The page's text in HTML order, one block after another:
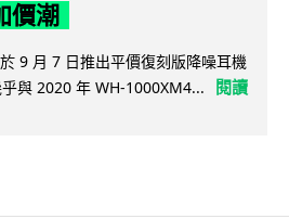
價潮
9 月 7 日推出平價復刻版降噪耳機
與 2020 年 WH-1000XM4...
閱讀